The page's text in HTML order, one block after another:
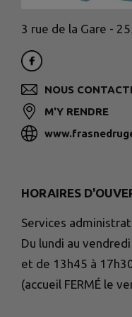
3 rue de la Gare -
NOUS
M'Y RENDRE
HORAIRES
Services
Du lundi au
et de 13h45 à
(accueil FERMÉ le